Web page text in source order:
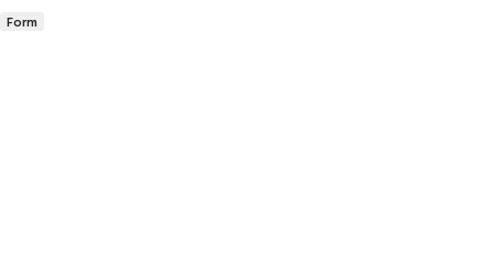
Form